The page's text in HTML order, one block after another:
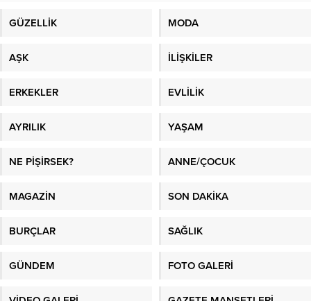
GÜZELLİK MODA
AŞK İLİŞKİLER
ERKEKLER EVLİLİK
AYRILIK YAŞAM
NE PİŞİRSEK? ANNE/ÇOCUK
MAGAZİN SON DAKİKA
BURÇLAR SAĞLIK
GÜNDEM FOTO GALERİ